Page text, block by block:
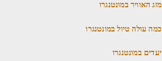
מזג האוויר במונטנגרו
כמה עולה טיול במונטנגרו
יעדים במונטנגרו